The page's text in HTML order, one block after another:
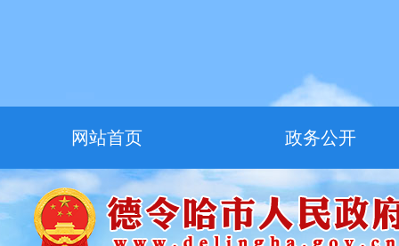
网站首页 政务公开
走进德令哈 友情链接